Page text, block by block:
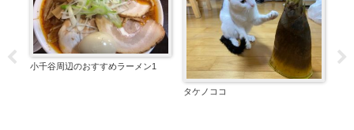
小千谷周辺のおすすめラーメン1
タケノココ